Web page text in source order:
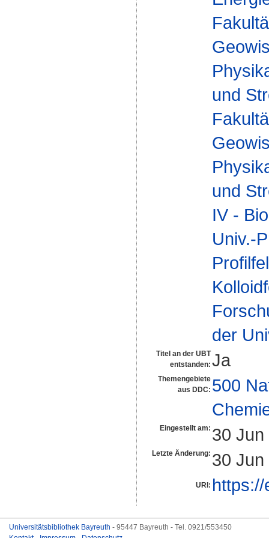
und
und
IV -
Univ.-
der
Titel an der UBT
entstanden: Ja
Themengebiete
aus DDC: 500
Eingestellt am: 30
Letzte Änderung: 30
URI:
Universitätsbibliothek Bayreuth - 95447 Bayreuth - Tel. 0921/553450